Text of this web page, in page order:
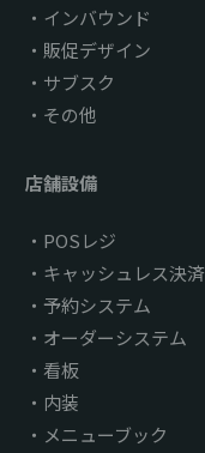
インバウンド
販促デザイン
サブスク
その他
店舗設備
POSレジ
キャッシュレス決済
予約システム
オーダーシステム
看板
内装
メニューブック